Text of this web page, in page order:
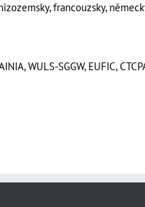
francouzsky,
SGGW, EUFIC,